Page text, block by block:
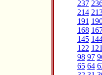
237
214
191
168
145
122 121
98 97
65 64